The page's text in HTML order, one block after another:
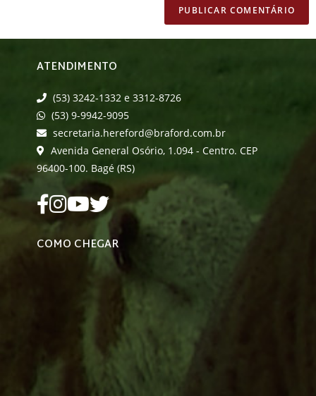
ATENDIMENTO
(53) 3242-1332 e 3312-8726
(53) 9-9942-9095
secretaria.hereford@braford.com.br
Avenida General Osório, 1.094 - Centro. CEP
96400-100. Bagé (RS)
COMO CHEGAR